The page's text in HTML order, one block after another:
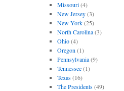
Missouri(4)
New Jersey(3)
New York(25)
North Carolina(3)
Ohio(4)
Oregon (1)
Pennsylvania(9)
Tennessee(1)
Texas(16)
The Presidents(49)